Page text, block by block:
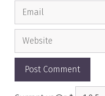
Email
Website